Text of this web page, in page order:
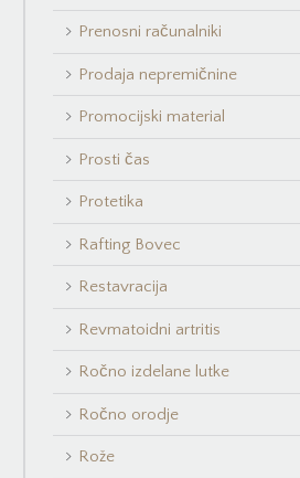
Prenosni računalniki
Prodaja nepremičnine
Promocijski material
Prosti čas
Protetika
Rafting Bovec
Restavracija
Revmatoidni artritis
Ročno izdelane lutke
Ročno orodje
Rože